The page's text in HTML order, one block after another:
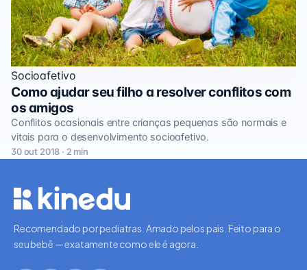
Socioafetivo
Como ajudar seu filho a resolver conflitos com
os amigos
Conflitos ocasionais entre crianças pequenas são normais e
vitais para o desenvolvimento socioafetivo.
30 out 2018 · 2 min
Recomendado por pediatras. Amado pelos pais. Feito para o
seu bebê — exatamente como ele é agora.